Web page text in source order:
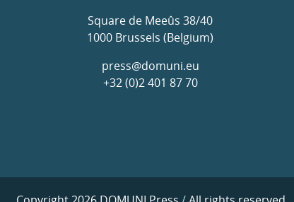
Square de Meeûs 38/40
1000 Brussels (Belgium)
press@domuni.eu
+32 (0)2 401 87 70